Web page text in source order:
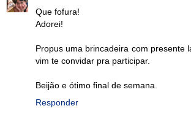
Que fofura!
Adorei!
Propus uma brincadeira com presente
vim te convidar pra participar.
Beijão e ótimo final de semana.
Responder